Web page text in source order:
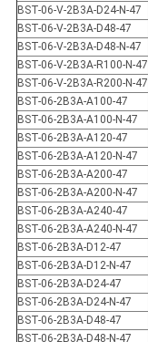
BST-06-V-2B3A-D24-N-47
BST-06-V-2B3A-D48-47
BST-06-V-2B3A-D48-N-47
BST-06-V-2B3A-R100-N-47
BST-06-V-2B3A-R200-N-47
BST-06-2B3A-A100-47
BST-06-2B3A-A100-N-47
BST-06-2B3A-A120-47
BST-06-2B3A-A120-N-47
BST-06-2B3A-A200-47
BST-06-2B3A-A200-N-47
BST-06-2B3A-A240-47
BST-06-2B3A-A240-N-47
BST-06-2B3A-D12-47
BST-06-2B3A-D12-N-47
BST-06-2B3A-D24-47
BST-06-2B3A-D24-N-47
BST-06-2B3A-D48-47
BST-06-2B3A-D48-N-47